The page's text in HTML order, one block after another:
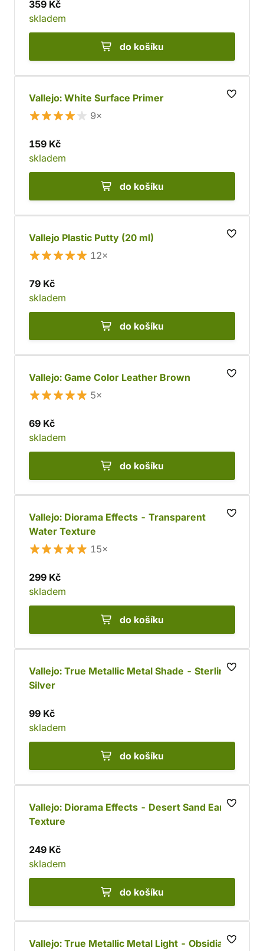
359 Kč
skladem
do košíku
Vallejo: White Surface Primer
9×
159 Kč
skladem
do košíku
Vallejo Plastic Putty (20 ml)
12×
79 Kč
skladem
do košíku
Vallejo: Game Color Leather Brown
5×
69 Kč
skladem
do košíku
Vallejo: Diorama Effects - Transparent
Water Texture
15×
299 Kč
skladem
do košíku
Vallejo: True Metallic Metal Shade - Sterling
Silver
99 Kč
skladem
do košíku
Vallejo: Diorama Effects - Desert Sand Earth
Texture
249 Kč
skladem
do košíku
Vallejo: True Metallic Metal Light - Obsidian